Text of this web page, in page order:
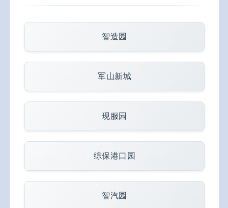
智造园
军山新城
现服园
综保港口园
智汽园